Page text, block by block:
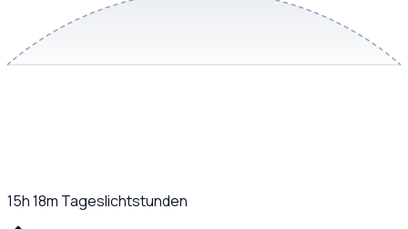
15h 18m Tageslichtstunden